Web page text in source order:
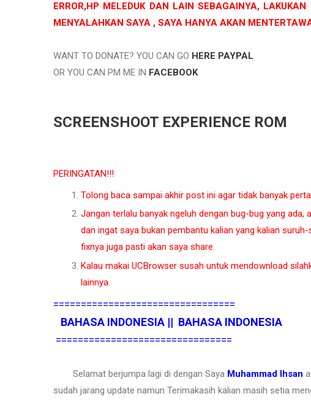
ERROR,HP MELEDUK DAN LAIN SEBAGAINYA,
MENYALAHKAN SAYA , SAYA HANYA AKAN
WANT TO DONATE? YOU CAN GO HERE PAYPAL
OR YOU CAN PM ME IN FACEBOOK
SCREENSHOOT EXPERIENCE ROM
PERINGATAN!!!
Tolong baca sampai akhir post ini agar tidak banyak
Jangan terlalu banyak ngeluh dengan bug-bug yang ada,
dan ingat saya bukan pembantu kalian yang kalian
fixnya juga pasti akan saya share.
Kalau makai UCBrowser susah untuk mendownload
lainnya.
=================================
BAHASA INDONESIA || BAHASA INDONESIA
================================
Selamat berjumpa lagi di dengan Saya Muhammad Ihsan
sudah jarang update namun Terimakasih kalian masih setia